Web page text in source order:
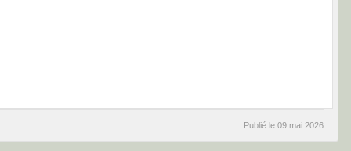
Publié le 09 mai 2026